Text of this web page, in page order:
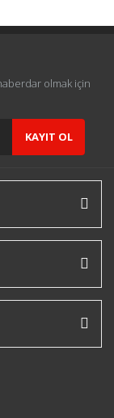
olmak için
KAYIT OL